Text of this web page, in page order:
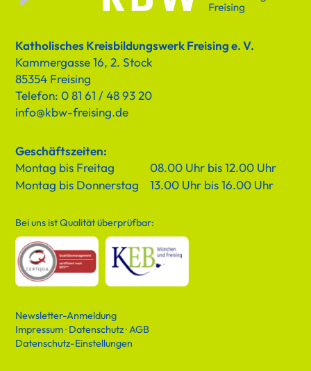
Katholisches Kreisbildungswerk Freising e. V.
Kammergasse 16, 2. Stock
85354 Freising
Telefon: 0 81 61 / 48 93 20
info@kbw-freising.de
Geschäftszeiten:
Montag bis Freitag
08.00 Uhr bis 12.00 Uhr
Montag bis Donnerstag
13.00 Uhr bis 16.00 Uhr
Bei uns ist Qualität überprüfbar:
Newsletter-Anmeldung
Impressum· Datenschutz·AGB
Datenschutz-Einstellungen